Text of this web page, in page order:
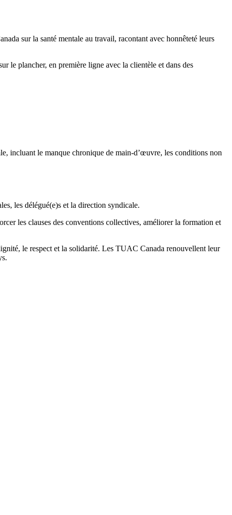
sur la santé mentale au travail, racontant avec honnêteté leurs
le plancher, en première ligne avec la clientèle et dans des
incluant le manque chronique de main-d’œuvre, les conditions non
les délégué(e)s et la direction syndicale.
les clauses des conventions collectives, améliorer la formation et
le respect et la solidarité. Les TUAC Canada renouvellent leur